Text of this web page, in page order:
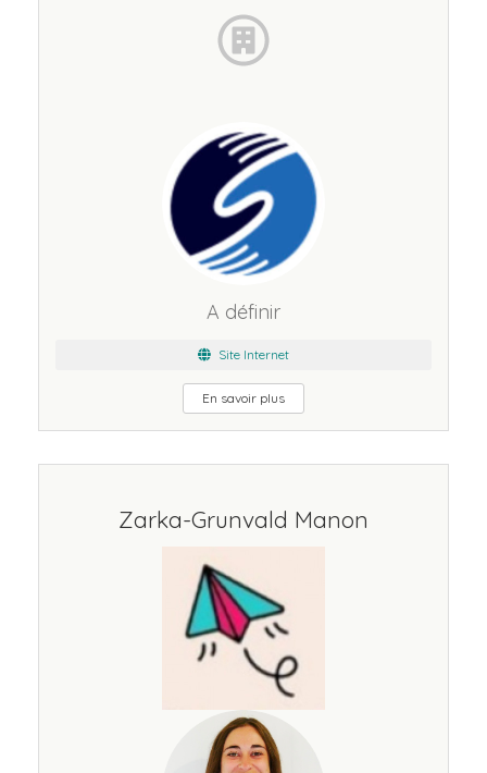
A définir
Site Internet
En savoir plus
Zarka-Grunvald Manon